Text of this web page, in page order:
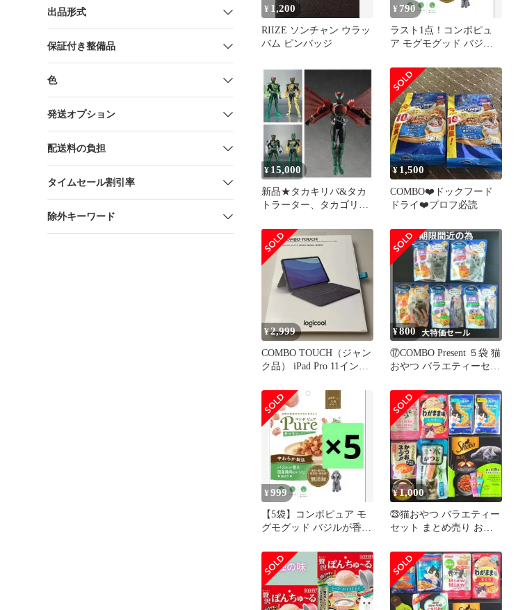
出品形式
保証付き整備品
色
発送オプション
配送料の負担
タイムセール割引率
除外キーワード
¥ 1,200
RIIZE ソンチャン ウラッ
バム ピンバッジ
¥ 790
ラスト1点！コンボピュ
ア モグモグッド バジル
50g×5個
¥ 15,000
新品★タカキリバ&タカ
トラーター、タカゴリバ
バ 亜種5体
¥1,500
COMBO❤️ドックフード
ドライ❤️プロフ必読
¥2,999
COMBO TOUCH（ジャン
ク品） iPad Pro 11インチ
¥800
⑰COMBO Present ５袋 猫
おやつ バラエティーセッ
¥ 999
【5袋】コンボピュア モ
グモグッド バジルが香る
個
¥1,000
㉓猫おやつ バラエティー
セット まとめ売り お試
猫の餌